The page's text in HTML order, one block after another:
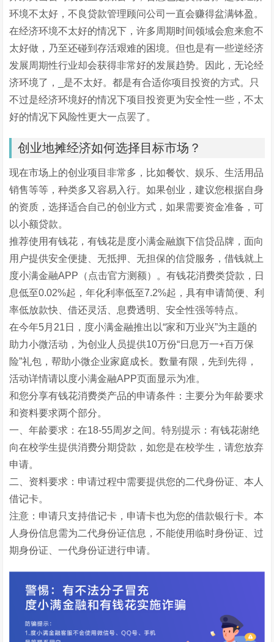
环境不太好，不良贷款管理顾问公司一直会赚得盆满钵盈。
在经济环境不太好的情况下，许多周期时间领域会愈来愈不
太好做，乃至还碰到存活艰难的困境。但也是有一些逆经济
发展周期性行业却会获得非常好的发展趋势。因此，无论经
济环境了，_是不太好。都是有合适你项目投资的方式。只
不过是经济环境好的情况下项目投资更为安全性一些，不太
好的情况下风险性更大一点罢了。
创业地摊经济如何选择目标市场？
现在市场上的创业项目非常多，比如餐饮、娱乐、生活用品
销售等等，种类多又容易入行。如果创业，建议您根据自身
的资质，选择适合自己的创业方式，如果需要资金准备，可
以小额贷款。
推荐使用有钱花，有钱花是度小满金融旗下信贷品牌，面向
用户提供安全便捷、无抵押、无担保的信贷服务，借钱就上
度小满金融APP（点击官方测额）。有钱花消费类贷款，日
息低至0.02%起，年化利率低至7.2%起，具有申请简便、利
率低放款快、借还灵活、息费透明、安全性强等特点。
在今年5月21日，度小满金融推出以“家和万业兴”为主题的
助力小微活动，为创业人员提供10万份“日息万一+百万保
险”礼包，帮助小微企业家庭成长。数量有限，先到先得，
活动详情请以度小满金融APP页面显示为准。
和您分享有钱花消费类产品的申请条件：主要分为年龄要求
和资料要求两个部分。
一、年龄要求：在18-55周岁之间。特别提示：有钱花谢绝
向在校学生提供消费分期贷款，如您是在校学生，请您放弃
申请。
二、资料要求：申请过程中需要提供您的二代身份证、本人
借记卡。
注意：申请只支持借记卡，申请卡也为您的借款银行卡。本
人身份信息需为二代身份证信息，不能使用临时身份证、过
期身份证、一代身份证进行申请。